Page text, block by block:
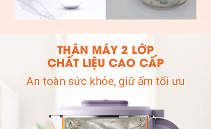
THÂN MÁY 2 LỚP
CHẤT LIỆU CAO CẤP
An toàn sức khỏe, giữ ấm tối ưu